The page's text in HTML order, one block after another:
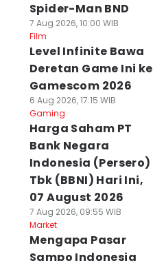
Spider-Man BND
7 Aug 2026, 10:00 WIB
Film
Level Infinite Bawa
Deretan Game Ini ke
Gamescom 2026
6 Aug 2026, 17:15 WIB
Gaming
Harga Saham PT
Bank Negara
Indonesia (Persero)
Tbk (BBNI) Hari Ini,
07 August 2026
7 Aug 2026, 09:55 WIB
Market
Mengapa Pasar
Sampo Indonesia